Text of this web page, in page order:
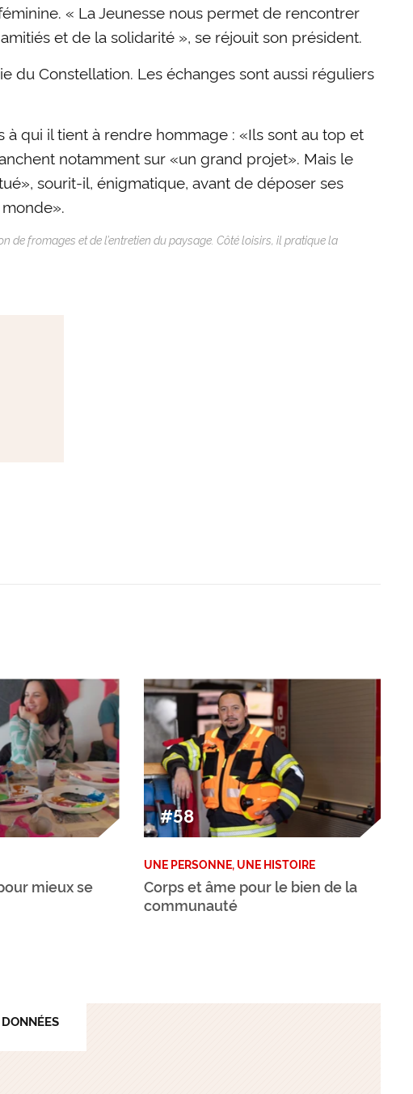
« La Jeunesse nous permet de rencontrer
et de la solidarité », se réjouit son président.
du Constellation. Les échanges sont aussi réguliers
qui il tient à rendre hommage : «Ils sont au top et
notamment sur «un grand projet». Mais le
sourit-il, énigmatique, avant de déposer ses
de fromages et de l’entretien du paysage. Côté loisirs, il pratique la
mieux se
#58
UNE PERSONNE, UNE HISTOIRE
Corps et âme pour le bien de la
communauté